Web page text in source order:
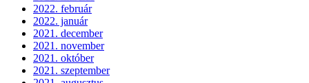
2022. február
2022. január
2021. december
2021. november
2021. október
2021. szeptember